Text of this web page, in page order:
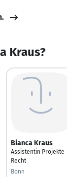
Kraus?
Bianca Kraus
Assistentin Projekte
Recht
Bonn